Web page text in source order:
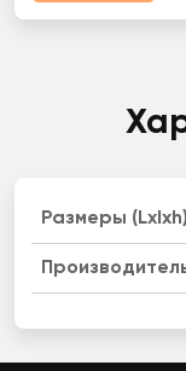
Размеры (Lxlxh)